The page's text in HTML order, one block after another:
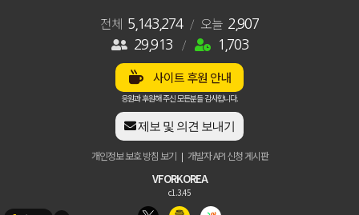
건의 주요 청원이 진행중입니다. [청원확인하기]
자유게시판 - 입법, 청원도 조작하는건지? [1]
입법/청원 - 🚨 국회 입법예정법안 관련 긴급공지[4]
전체 5,143,274 /오늘 2,907
29,913
/ 1,703
사이트 후원 안내
응원과 후원해 주신 모든분들 감사합니다.
제보 및 의견 보내기
개인정보 보호 방침 보기 | 개발자 API 신청 게시판
VFORKOREA
c1.3.45